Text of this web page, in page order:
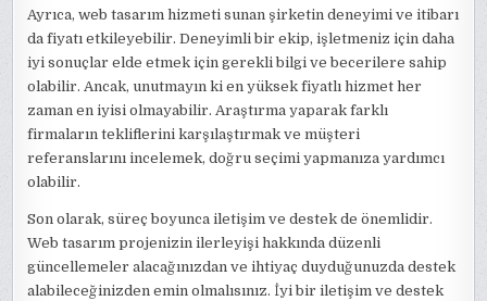
Ayrıca, web tasarım hizmeti sunan şirketin deneyimi ve itibarı
da fiyatı etkileyebilir. Deneyimli bir ekip, işletmeniz için daha
iyi sonuçlar elde etmek için gerekli bilgi ve becerilere sahip
olabilir. Ancak, unutmayın ki en yüksek fiyatlı hizmet her
zaman en iyisi olmayabilir. Araştırma yaparak farklı
firmaların tekliflerini karşılaştırmak ve müşteri
referanslarını incelemek, doğru seçimi yapmanıza yardımcı
olabilir.
Son olarak, süreç boyunca iletişim ve destek de önemlidir.
Web tasarım projenizin ilerleyişi hakkında düzenli
güncellemeler alacağınızdan ve ihtiyaç duyduğunuzda destek
alabileceğinizden emin olmalısınız. İyi bir iletişim ve destek